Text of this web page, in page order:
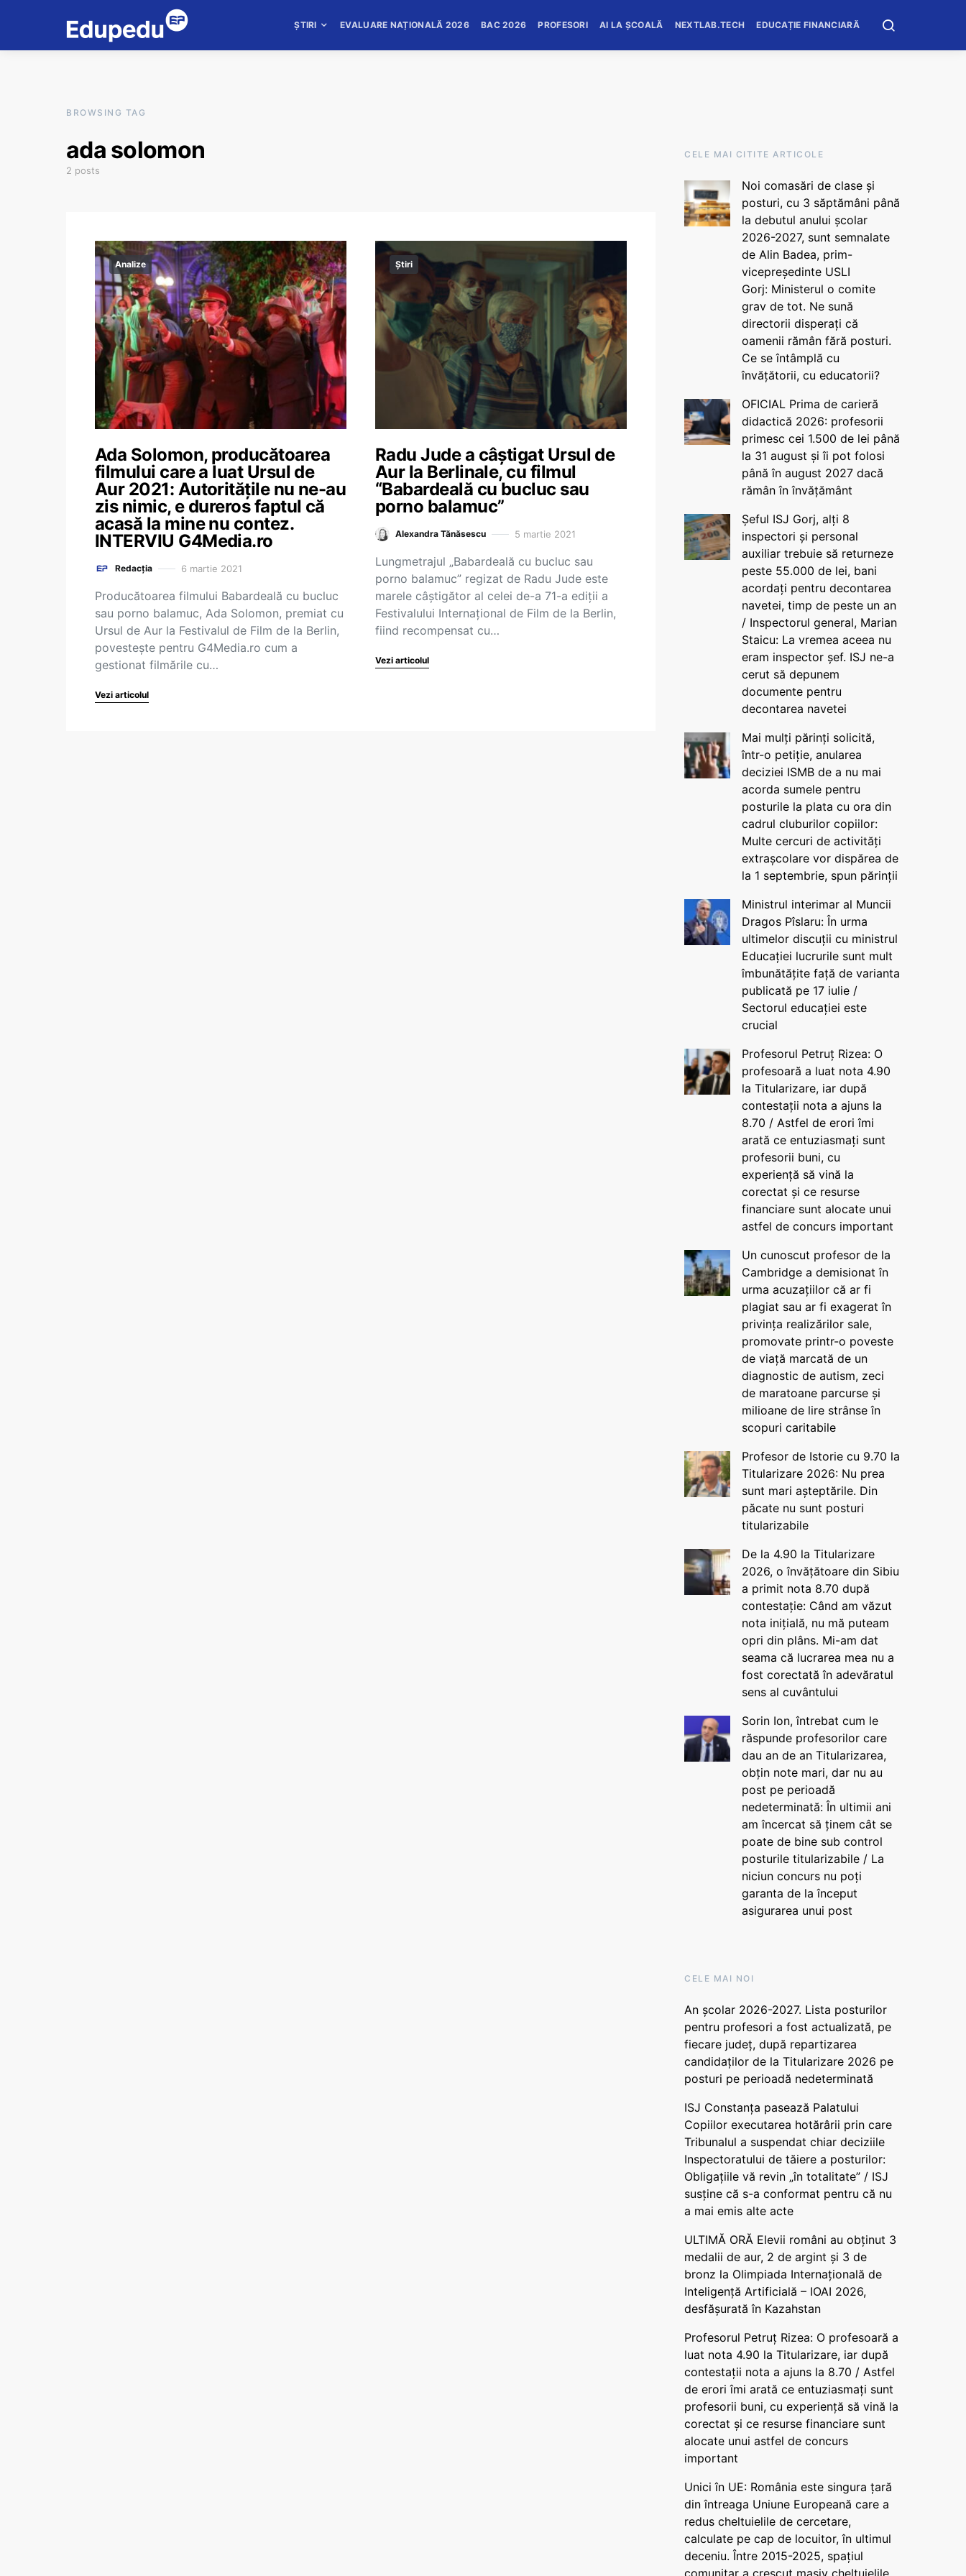
ȘTIRI EVALUARE NAȚIONALĂ 2026 BAC 2026 PROFESORI AI LA ȘCOALĂ NEXTLAB.TECH EDUCAȚIE FINANCIARĂ
BROWSING TAG
ada solomon
2 posts
Analize
Ada Solomon, producătoarea
filmului care a luat Ursul de
Aur 2021: Autoritățile nu ne-au
zis nimic, e dureros faptul că
acasă la mine nu contez.
INTERVIU G4Media.ro
Redacția 6 martie 2021
Producătoarea filmului Babardeală cu bucluc
sau porno balamuc, Ada Solomon, premiat cu
Ursul de Aur la Festivalul de Film de la Berlin,
povestește pentru G4Media.ro cum a
gestionat filmările cu…
Vezi articolul
Știri
Radu Jude a câștigat Ursul de
Aur la Berlinale, cu filmul
“Babardeală cu bucluc sau
porno balamuc”
Alexandra Tănăsescu 5 martie 2021
Lungmetrajul „Babardeală cu bucluc sau
porno balamuc” regizat de Radu Jude este
marele câștigător al celei de-a 71-a ediții a
Festivalului Internațional de Film de la Berlin,
fiind recompensat cu…
Vezi articolul
CELE MAI CITITE ARTICOLE
Noi comasări de clase și
posturi, cu 3 săptămâni până
la debutul anului școlar
2026-2027, sunt semnalate
de Alin Badea, prim-
vicepreședinte USLI
Gorj: Ministerul o comite
grav de tot. Ne sună
directorii disperați că
oamenii rămân fără posturi.
Ce se întâmplă cu
învățătorii, cu educatorii?
OFICIAL Prima de carieră
didactică 2026: profesorii
primesc cei 1.500 de lei până
la 31 august și îi pot folosi
până în august 2027 dacă
rămân în învățământ
Șeful ISJ Gorj, alți 8
inspectori și personal
auxiliar trebuie să returneze
peste 55.000 de lei, bani
acordați pentru decontarea
navetei, timp de peste un an
/ Inspectorul general, Marian
Staicu: La vremea aceea nu
eram inspector șef. ISJ ne-a
cerut să depunem
documente pentru
decontarea navetei
Mai mulți părinți solicită,
într-o petiție, anularea
deciziei ISMB de a nu mai
acorda sumele pentru
posturile la plata cu ora din
cadrul cluburilor copiilor:
Multe cercuri de activități
extrașcolare vor dispărea de
la 1 septembrie, spun părinții
Ministrul interimar al Muncii
Dragos Pîslaru: În urma
ultimelor discuții cu ministrul
Educației lucrurile sunt mult
îmbunătățite față de varianta
publicată pe 17 iulie /
Sectorul educației este
crucial
Profesorul Petruț Rizea: O
profesoară a luat nota 4.90
la Titularizare, iar după
contestații nota a ajuns la
8.70 / Astfel de erori îmi
arată ce entuziasmați sunt
profesorii buni, cu
experiență să vină la
corectat și ce resurse
financiare sunt alocate unui
astfel de concurs important
Un cunoscut profesor de la
Cambridge a demisionat în
urma acuzațiilor că ar fi
plagiat sau ar fi exagerat în
privința realizărilor sale,
promovate printr-o poveste
de viață marcată de un
diagnostic de autism, zeci
de maratoane parcurse și
milioane de lire strânse în
scopuri caritabile
Profesor de Istorie cu 9.70 la
Titularizare 2026: Nu prea
sunt mari așteptările. Din
păcate nu sunt posturi
titularizabile
De la 4.90 la Titularizare
2026, o învățătoare din Sibiu
a primit nota 8.70 după
contestație: Când am văzut
nota inițială, nu mă puteam
opri din plâns. Mi-am dat
seama că lucrarea mea nu a
fost corectată în adevăratul
sens al cuvântului
Sorin Ion, întrebat cum le
răspunde profesorilor care
dau an de an Titularizarea,
obțin note mari, dar nu au
post pe perioadă
nedeterminată: În ultimii ani
am încercat să ținem cât se
poate de bine sub control
posturile titularizabile / La
niciun concurs nu poți
garanta de la început
asigurarea unui post
CELE MAI NOI
An școlar 2026-2027. Lista posturilor
pentru profesori a fost actualizată, pe
fiecare județ, după repartizarea
candidaților de la Titularizare 2026 pe
posturi pe perioadă nedeterminată
ISJ Constanța pasează Palatului
Copiilor executarea hotărârii prin care
Tribunalul a suspendat chiar deciziile
Inspectoratului de tăiere a posturilor:
Obligațiile vă revin „în totalitate” / ISJ
susține că s-a conformat pentru că nu
a mai emis alte acte
ULTIMĂ ORĂ Elevii români au obținut 3
medalii de aur, 2 de argint și 3 de
bronz la Olimpiada Internațională de
Inteligență Artificială – IOAI 2026,
desfășurată în Kazahstan
Profesorul Petruț Rizea: O profesoară a
luat nota 4.90 la Titularizare, iar după
contestații nota a ajuns la 8.70 / Astfel
de erori îmi arată ce entuziasmați sunt
profesorii buni, cu experiență să vină la
corectat și ce resurse financiare sunt
alocate unui astfel de concurs
important
Unici în UE: România este singura țară
din întreaga Uniune Europeană care a
redus cheltuielile de cercetare,
calculate pe cap de locuitor, în ultimul
deceniu. Între 2015-2025, spațiul
comunitar a crescut masiv cheltuielile